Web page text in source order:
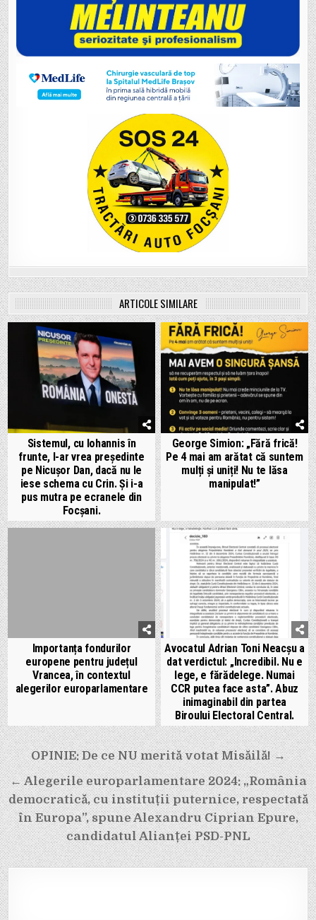
ARTICOLE SIMILARE
Sistemul, cu Iohannis în
frunte, l-ar vrea președinte
pe Nicușor Dan, dacă nu le
iese schema cu Crin. Și i-a
pus mutra pe ecranele din
Focșani.
George Simion: „Fără frică!
Pe 4 mai am arătat că suntem
mulți și uniți! Nu te lăsa
manipulat!”
Importanța fondurilor
europene pentru județul
Vrancea, în contextul
alegerilor europarlamentare
Avocatul Adrian Toni Neacșu a
dat verdictul: „Incredibil. Nu e
lege, e fărădelege. Numai
CCR putea face asta”. Abuz
inimaginabil din partea
Biroului Electoral Central.
Navigare
în
articole
OPINIE: De ce NU merită votat Misăilă! →
← Alegerile europarlamentare 2024: „România
democratică, cu instituții puternice, respectată
în Europa”, spune Alexandru Ciprian Epure,
candidatul Alianței PSD-PNL